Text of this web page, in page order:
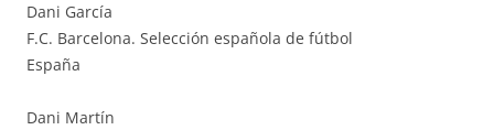
Dani García
F.C. Barcelona. Selección española de fútbol
España
Dani Martín